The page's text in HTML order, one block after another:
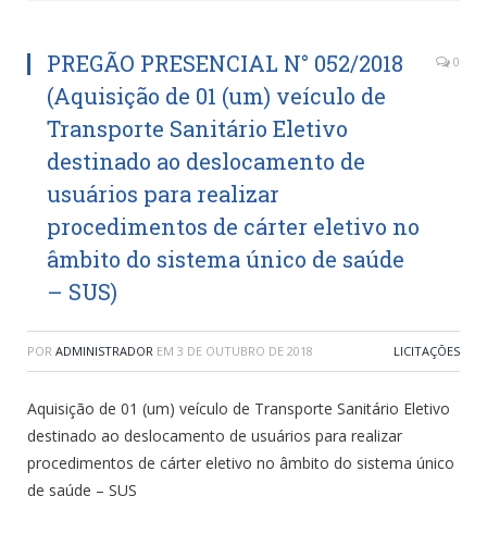
PREGÃO PRESENCIAL N° 052/2018
(Aquisição de 01 (um) veículo de
Transporte Sanitário Eletivo
destinado ao deslocamento de
usuários para realizar
procedimentos de cárter eletivo no
âmbito do sistema único de saúde
– SUS)
0
POR ADMINISTRADOR EM 3 DE OUTUBRO DE 2018 LICITAÇÕES
Aquisição de 01 (um) veículo de Transporte Sanitário Eletivo
destinado ao deslocamento de usuários para realizar
procedimentos de cárter eletivo no âmbito do sistema único
de saúde – SUS